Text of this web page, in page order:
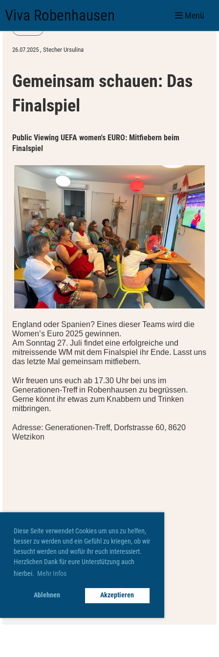
Diese Seite verwendet Cookies um uns zu helfen,
besser zu werden und ein Gefühl zu kriegen, ob wir
besucht werden und wofür ihr euch interessiert.
Herzlichen Dank für eure Unterstützung auch
hierbei. Mehr Infos
Ablehnen Akzeptieren
Viva Robenhausen Menü
Zurück
26.07.2025 , Stecher Ursulina
Gemeinsam schauen: Das
Finalspiel
Public Viewing UEFA women's EURO: Mitfiebern beim
Finalspiel
England oder Spanien? Eines dieser Teams wird die
Women’s Euro 2025 gewinnen.
Am Sonntag 27. Juli findet eine erfolgreiche und
mitreissende WM mit dem Finalspiel ihr Ende. Lasst uns
das letzte Mal gemeinsam mitfiebern.
Wir freuen uns euch ab 17.30 Uhr bei uns im
Generationen-Treff in Robenhausen zu begrüssen.
Gerne könnt ihr etwas zum Knabbern und Trinken
mitbringen.
Adresse: Generationen-Treff, Dorfstrasse 60, 8620
Wetzikon